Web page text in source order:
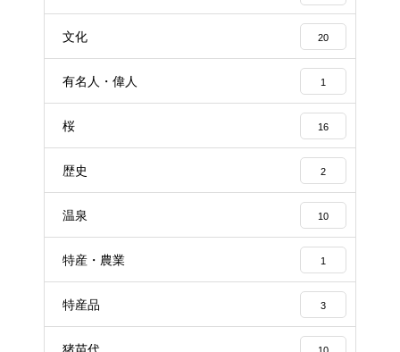
文化 20
有名人・偉人 1
桜 16
歴史 2
温泉 10
特産・農業 1
特産品 3